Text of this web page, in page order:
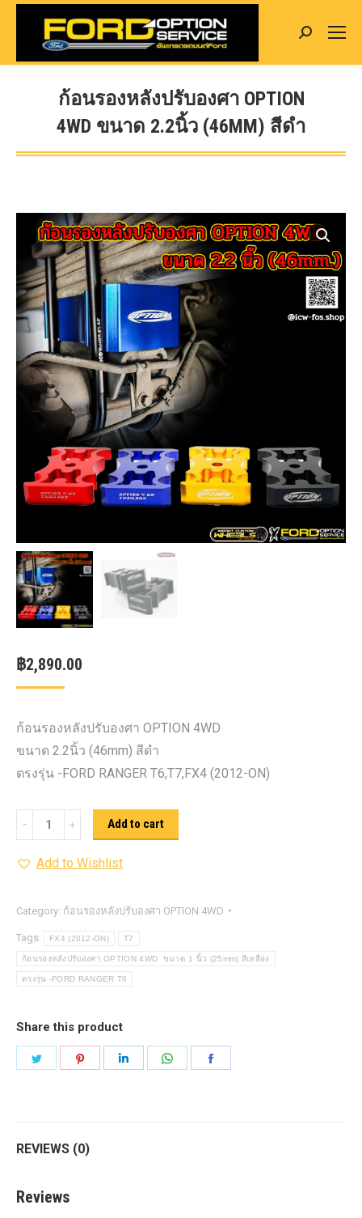
Search:
ก้อนรองหลังปรับองศา OPTION
4WD ขนาด 2.2นิ้ว (46MM) สีดำ
You are here:
฿2,890.00
ก้อนรองหลังปรับองศา OPTION 4WD
ขนาด 2.2นิ้ว (46mm) สีดำ
ตรงรุ่น -FORD RANGER T6,T7,FX4 (2012-ON)
รอง
หลัง
องศา
OPTION
4WD ขนาด
2.2นิ้ว
สีดำ
quantity
Add to cart
Add to Wishlist
Category: ก้อนรองหลังปรับองศา OPTION 4WD
Tags: FX4 (2012-ON) T7
ก้อนรองหลังปรับองศา OPTION 4WD ขนาด 1 นิ้ว (25mm) สีเหลือง
ตรงรุ่น -FORD RANGER T6
Share this product
REVIEWS (0)
Reviews